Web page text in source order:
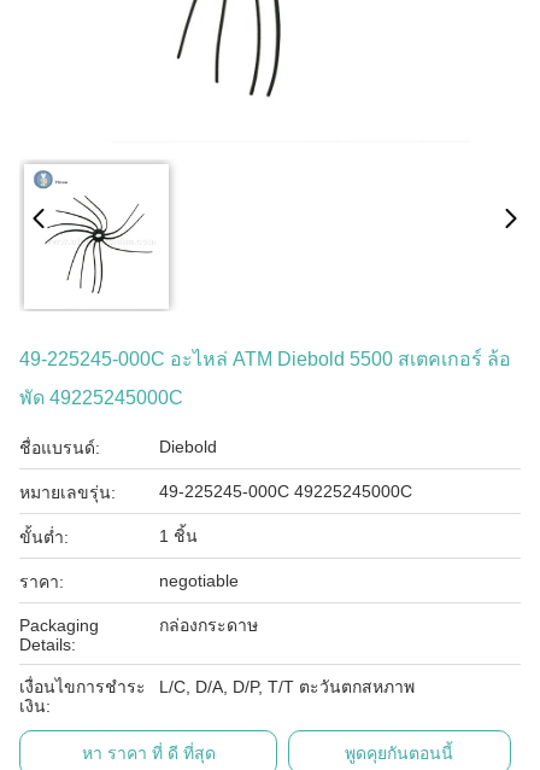
49-225245-000C อะไหล่ ATM Diebold 5500 สเตคเกอร์ ล้อ
พัด 49225245000C
ชื่อแบรนด์: Diebold
หมายเลขรุ่น: 49-225245-000C 49225245000C
ขั้นต่ำ: 1 ชิ้น
ราคา: negotiable
Packaging
Details:
กล่องกระดาษ
เงื่อนไขการชำระ
เงิน:
L/C, D/A, D/P, T/T ตะวันตกสหภาพ
หา ราคา ที่ ดี ที่สุด พูดคุยกันตอนนี้